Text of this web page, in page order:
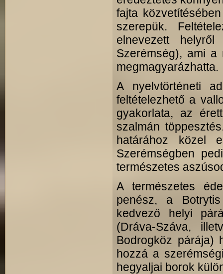
fajta
szerepük.
elnevezett
Szerémség), ami
megmagyarázhatta.
A nyelvtörténeti
feltételezhető a
gyakorlata, az
szalmán
határához közel
Szerémségben
természetes
A természetes
penész, a
kedvező helyi
(Dráva-Száva,
Bodrogköz párája)
hozzá a
hegyaljai borok